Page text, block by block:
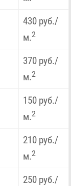
430 руб./
м.2
370 руб./
м.2
150 руб./
м.2
210 руб./
м.2
250 руб./